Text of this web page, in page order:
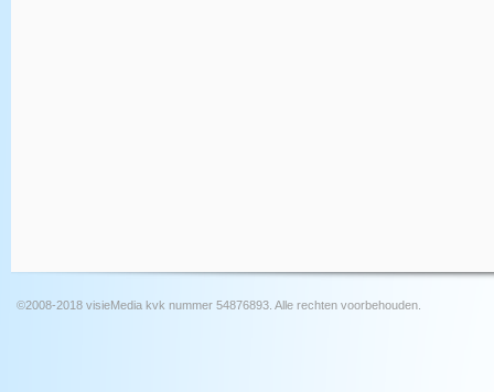
©2008-2018 visieMedia kvk nummer 54876893. Alle rechten voorbehouden.